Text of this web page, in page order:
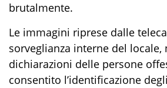
brutalmente.
Le immagini riprese dalle
sorveglianza interne del locale,
dichiarazioni delle persone
consentito l’identificazione